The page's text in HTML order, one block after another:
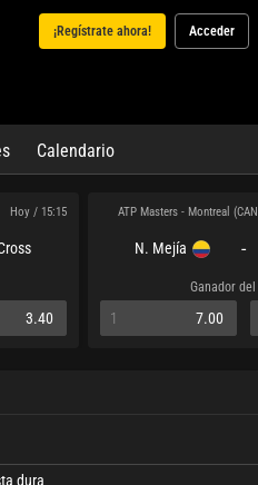
¡Regístrate ahora! Acceder
Calendario
Hoy / 15:15
3.40
ATP Masters - Montreal (CAN) -
N. Mejía -
Ganador
1 7.00
dura